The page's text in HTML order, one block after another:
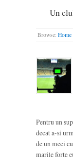
Un
Browse: Home
Pentru un
decat a-si
de un meci
marile forte